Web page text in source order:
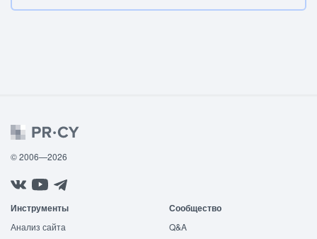
© 2006—2026
Инструменты
Анализ сайта
Сообщество
Q&A